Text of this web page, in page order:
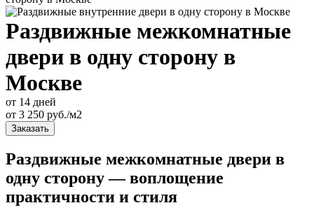
Раздвижные межкомнатные
двери в одну сторону в
Москве
от 14 дней
от 3 250 руб./м2
Заказать
Раздвижные межкомнатные двери в
одну сторону — воплощение
практичности и стиля